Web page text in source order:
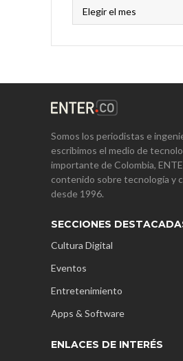
Somos los periodistas e
escribimos el medio de
importante de Colombia,
contenido sobre tecnología y
desde 1996.
SECCIONES
Cultura Digital
Eventos
Entretenimiento
Apps & Software
ENLACES DE INTERÉS